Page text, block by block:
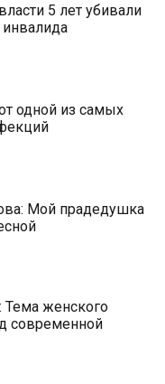
5 лет убивали
одной из самых
Мой прадедушка
Тема женского
современной